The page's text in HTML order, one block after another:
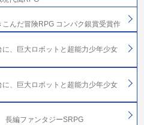
んだ冒険RPG コンパク銀賞受賞作
、巨大ロボットと超能力少年少女
、巨大ロボットと超能力少年少女
長編ファンタジーSRPG